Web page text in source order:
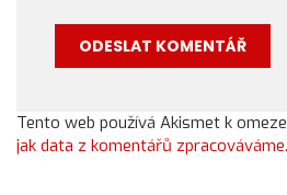
Tento web používá Akismet k
jak data z komentářů zpracováváme.